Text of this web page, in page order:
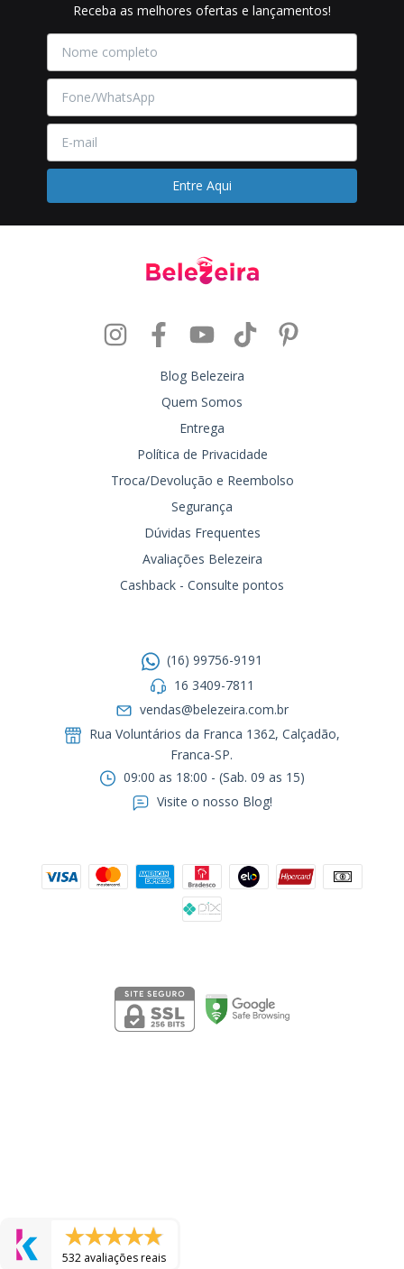
Receba as melhores ofertas e lançamentos!
Blog Belezeira
Quem Somos
Entrega
Política de Privacidade
Troca/Devolução e Reembolso
Segurança
Dúvidas Frequentes
Avaliações Belezeira
Cashback - Consulte pontos
(16) 99756-9191
16 3409-7811
vendas@belezeira.com.br
Rua Voluntários da Franca 1362, Calçadão,
Franca-SP.ㅤㅤㅤㅤㅤㅤㅤㅤㅤㅤㅤ
09:00 as 18:00 - (Sab. 09 as 15)
Visite o nosso Blog!
532 avaliações reais